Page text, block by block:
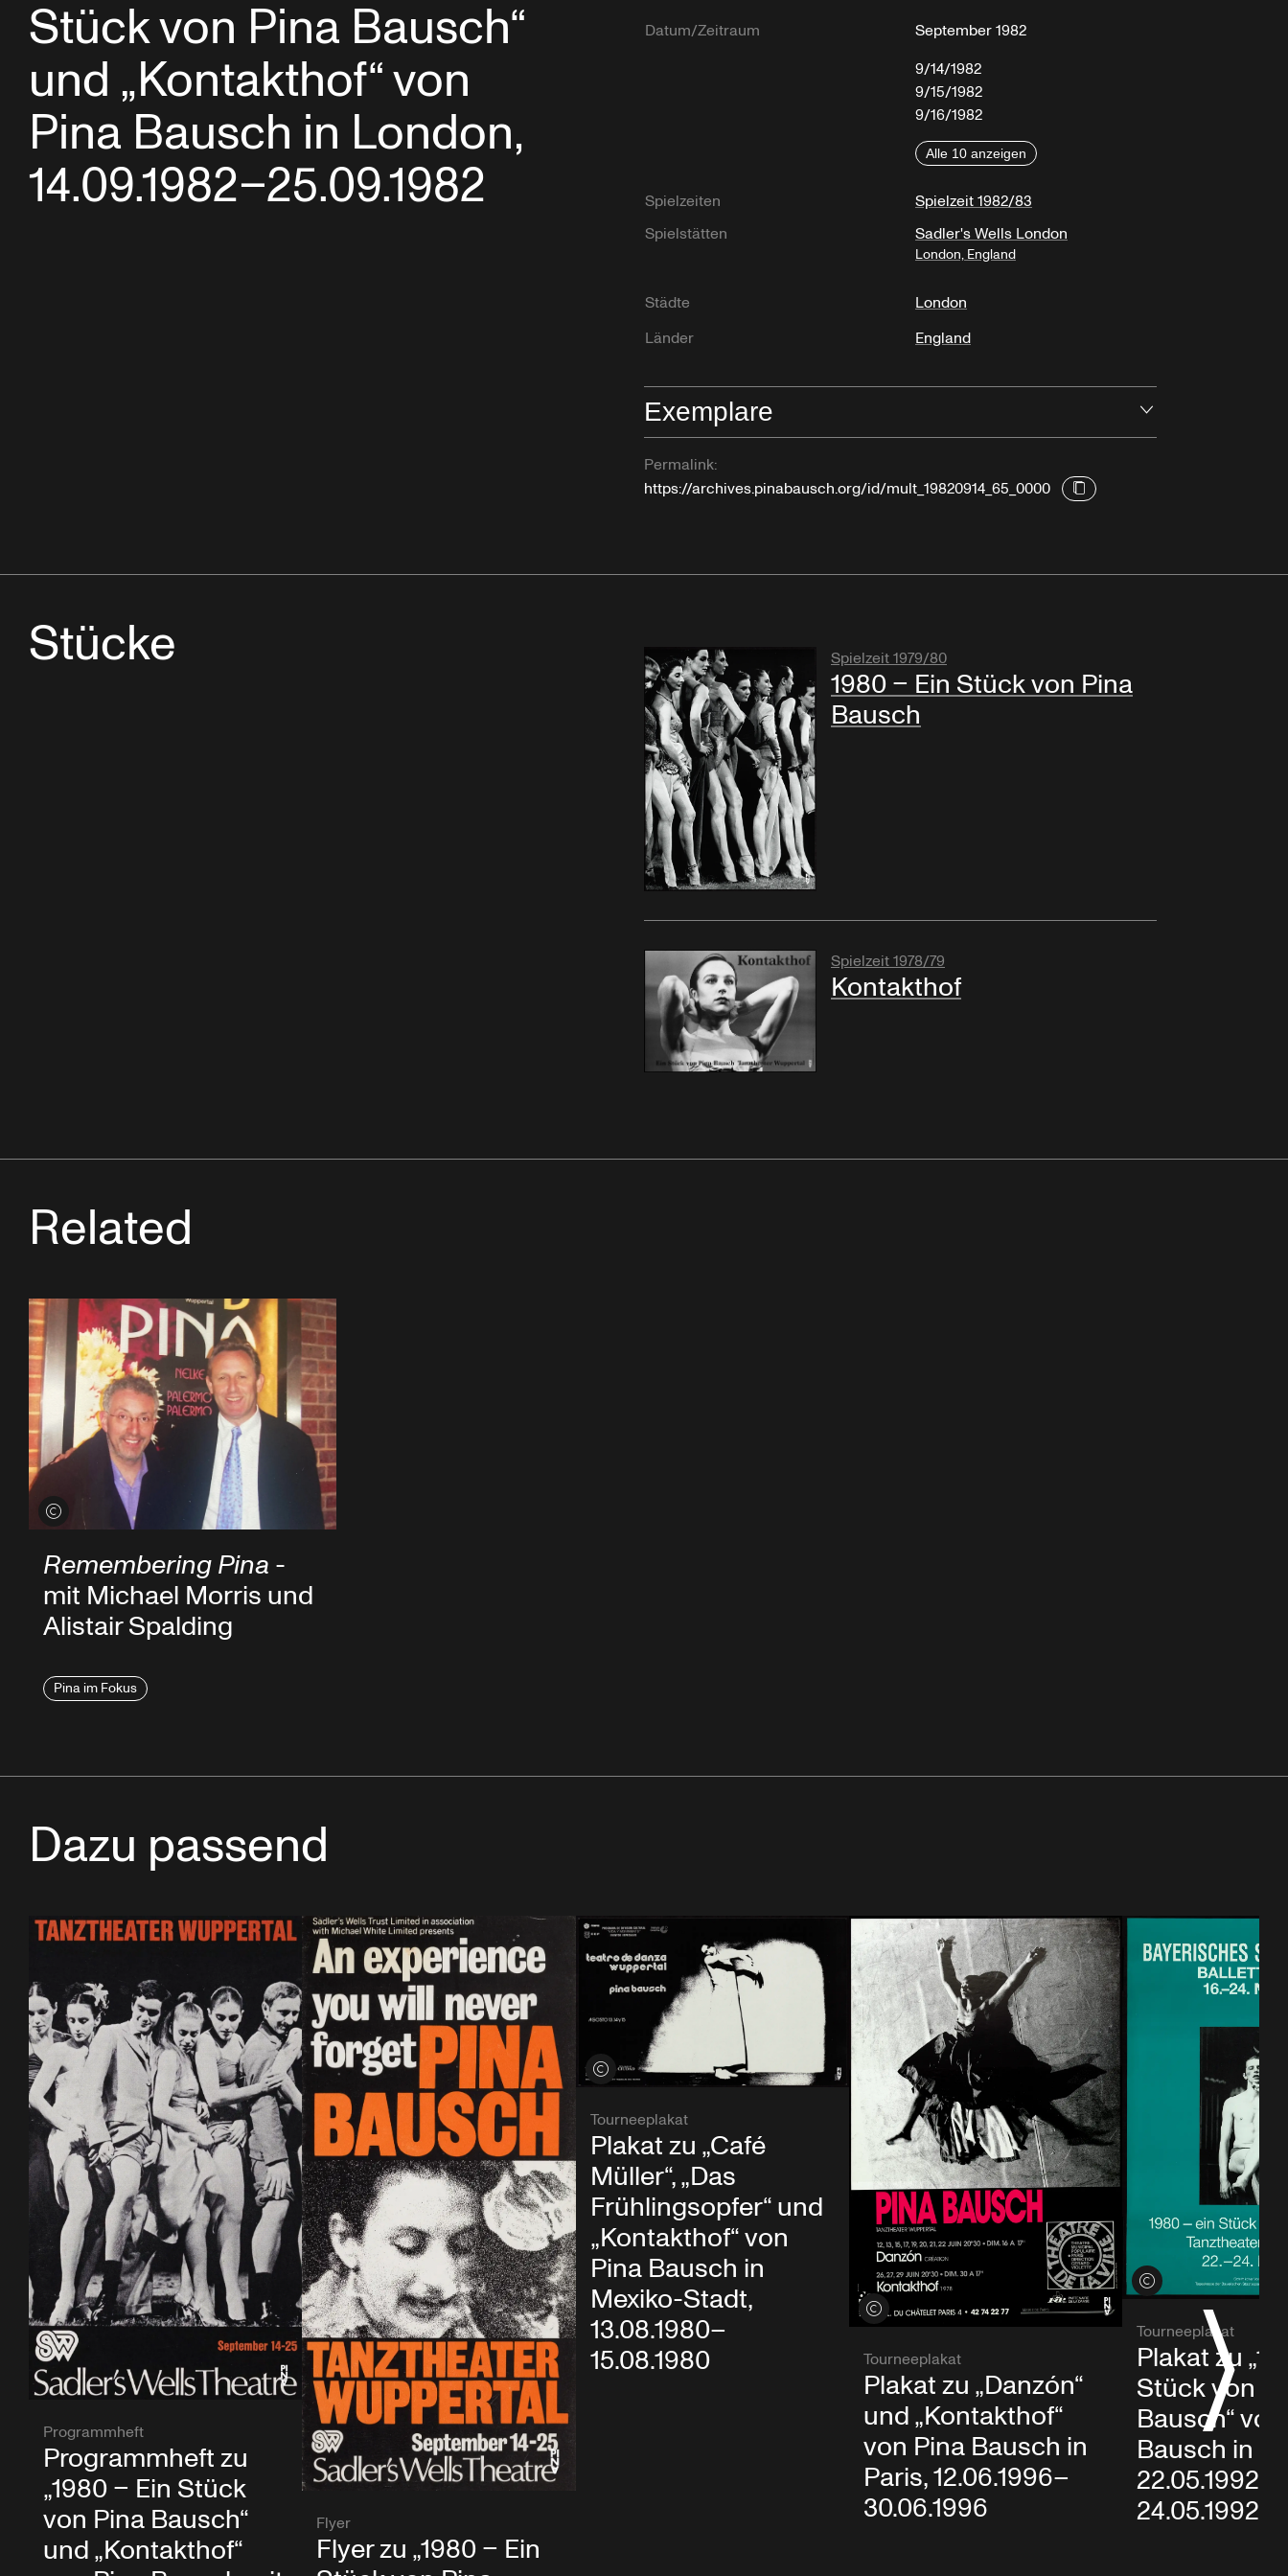
Stück von Pina Bausch“
und „Kontakthof“ von
Pina Bausch in London,
14.09.1982–25.09.1982
Datum/Zeitraum
September 1982
9/14/1982
9/15/1982
9/16/1982
Alle 10 anzeigen
Spielzeiten
Spielzeit 1982/83
Spielstätten
Sadler's Wells London
London, England
Städte
London
Länder
England
Exemplare
Permalink:
https://archives.pinabausch.org/id/mult_19820914_65_0000
Stücke Spielzeit 1979/80
1980 – Ein Stück von Pina
Bausch
Spielzeit 1978/79
Kontakthof
Related
Credits öffnen
Remembering Pina -
mit Michael Morris und
Alistair Spalding
Pina im Fokus
Dazu passend
Programmheft
Programmheft zu
„1980 – Ein Stück
von Pina Bausch“
und „Kontakthof“
Flyer
Flyer zu „1980 – Ein
Credits öffnen
Tourneeplakat
Plakat zu „Café
Müller“, „Das
Frühlingsopfer“ und
„Kontakthof“ von
Pina Bausch in
Mexiko-Stadt,
13.08.1980–
15.08.1980
Credits öffnen
Tourneeplakat
Plakat zu „Danzón“
und „Kontakthof“
von Pina Bausch in
Paris, 12.06.1996–
30.06.1996
Credits öffnen
Tourneeplakat
Plakat zu
Stück von
Bausch“
Bausch in
22.05.1992–
24.05.1992